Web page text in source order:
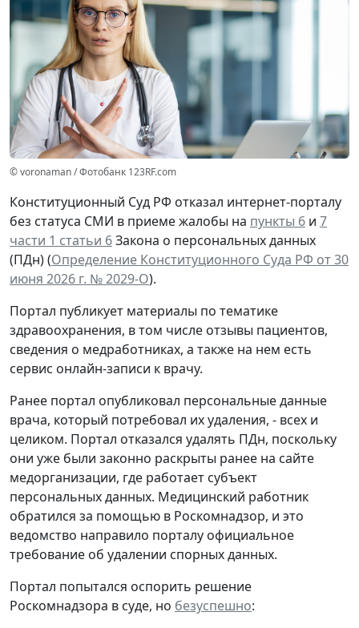
© voronaman / Фотобанк 123RF.com
Конституционный Суд РФ отказал интернет-порталу
без статуса СМИ в приеме жалобы на пункты 6 и 7
части 1 статьи 6Закона о персональных данных
(ПДн) (Определение Конституционного Суда РФ от 30
июня 2026 г. № 2029-О).
Портал публикует материалы по тематике
здравоохранения, в том числе отзывы пациентов,
сведения о медработниках, а также на нем есть
сервис онлайн-записи к врачу.
Ранее портал опубликовал персональные данные
врача, который потребовал их удаления, - всех и
целиком. Портал отказался удалять ПДн, поскольку
они уже были законно раскрыты ранее на сайте
медорганизации, где работает субъект
персональных данных. Медицинский работник
обратился за помощью в Роскомнадзор, и это
ведомство направило порталу официальное
требование об удалении спорных данных.
Портал попытался оспорить решение
Роскомнадзора в суде, но безуспешно: